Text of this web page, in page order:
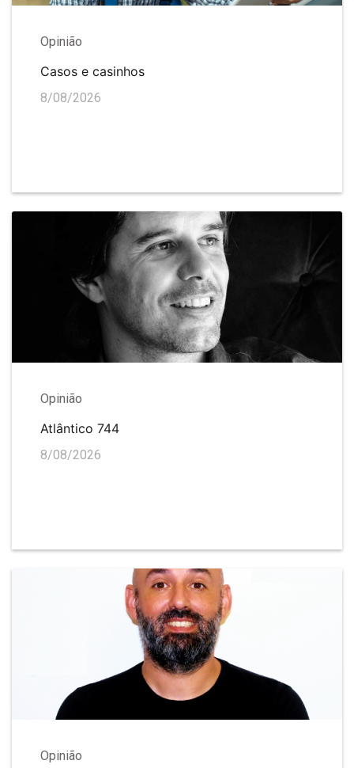
Opinião
Casos e casinhos
8/08/2026
Opinião
Atlântico 744
8/08/2026
Opinião